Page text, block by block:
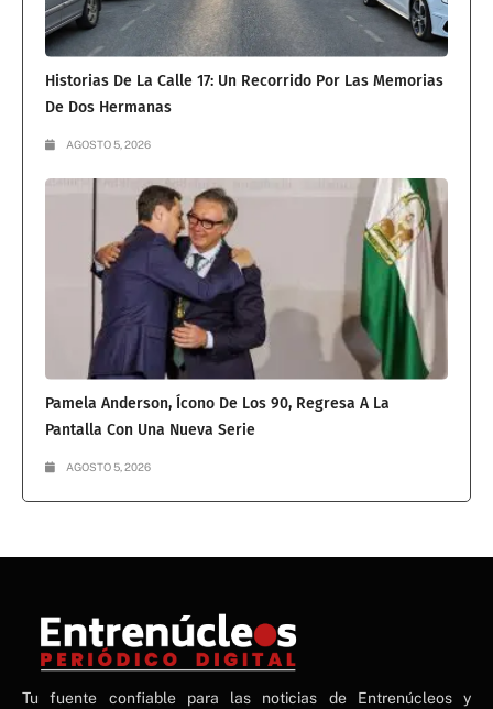
Historias De La Calle 17: Un Recorrido Por Las Memorias
De Dos Hermanas
AGOSTO 5, 2026
Pamela Anderson, Ícono De Los 90, Regresa A La
Pantalla Con Una Nueva Serie
AGOSTO 5, 2026
NEWS ELEMENTOR
Tu fuente confiable para las noticias de Entrenúcleos y